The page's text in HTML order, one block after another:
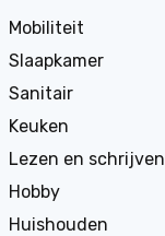
Mobiliteit
Slaapkamer
Sanitair
Keuken
Lezen en schrijven
Hobby
Huishouden